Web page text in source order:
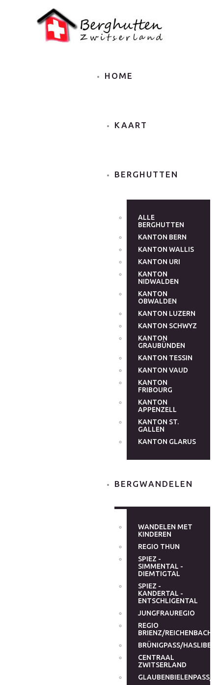
HOME
KAART
BERGHUTTEN
ALLE
BERGHUTTEN
KANTON BERN
KANTON WALLIS
KANTON URI
KANTON
NIDWALDEN
KANTON
OBWALDEN
KANTON LUZERN
KANTON SCHWYZ
KANTON
GRAUBÜNDEN
KANTON TESSIN
KANTON VAUD
KANTON
FRIBOURG
KANTON
APPENZELL
KANTON ST.
GALLEN
KANTON GLARUS
BERGWANDELEN
WANDELEN MET
KINDEREN
REGIO THUN
SPIEZ -
SIMMENTAL -
DIEMTIGTAL
SPIEZ -
KANDERTAL -
ENTSCHLIGENTAL
JUNGFRAUREGIO
REGIO
BRIENZ/
BRÜNIGPASS/HASLIBERG
CENTRAAL
ZWITSERLAND
GLAUBENBIELENPASS/